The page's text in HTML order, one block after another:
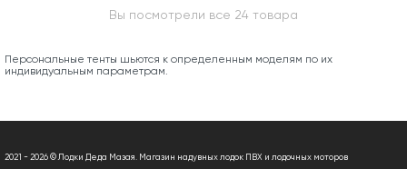
Вы посмотрели все 24 товара
Персональные тенты шьются к определенным моделям по их
индивидуальным параметрам.
2021 - 2026 © Лодки Деда Мазая. Магазин надувных лодок ПВХ и лодочных моторов